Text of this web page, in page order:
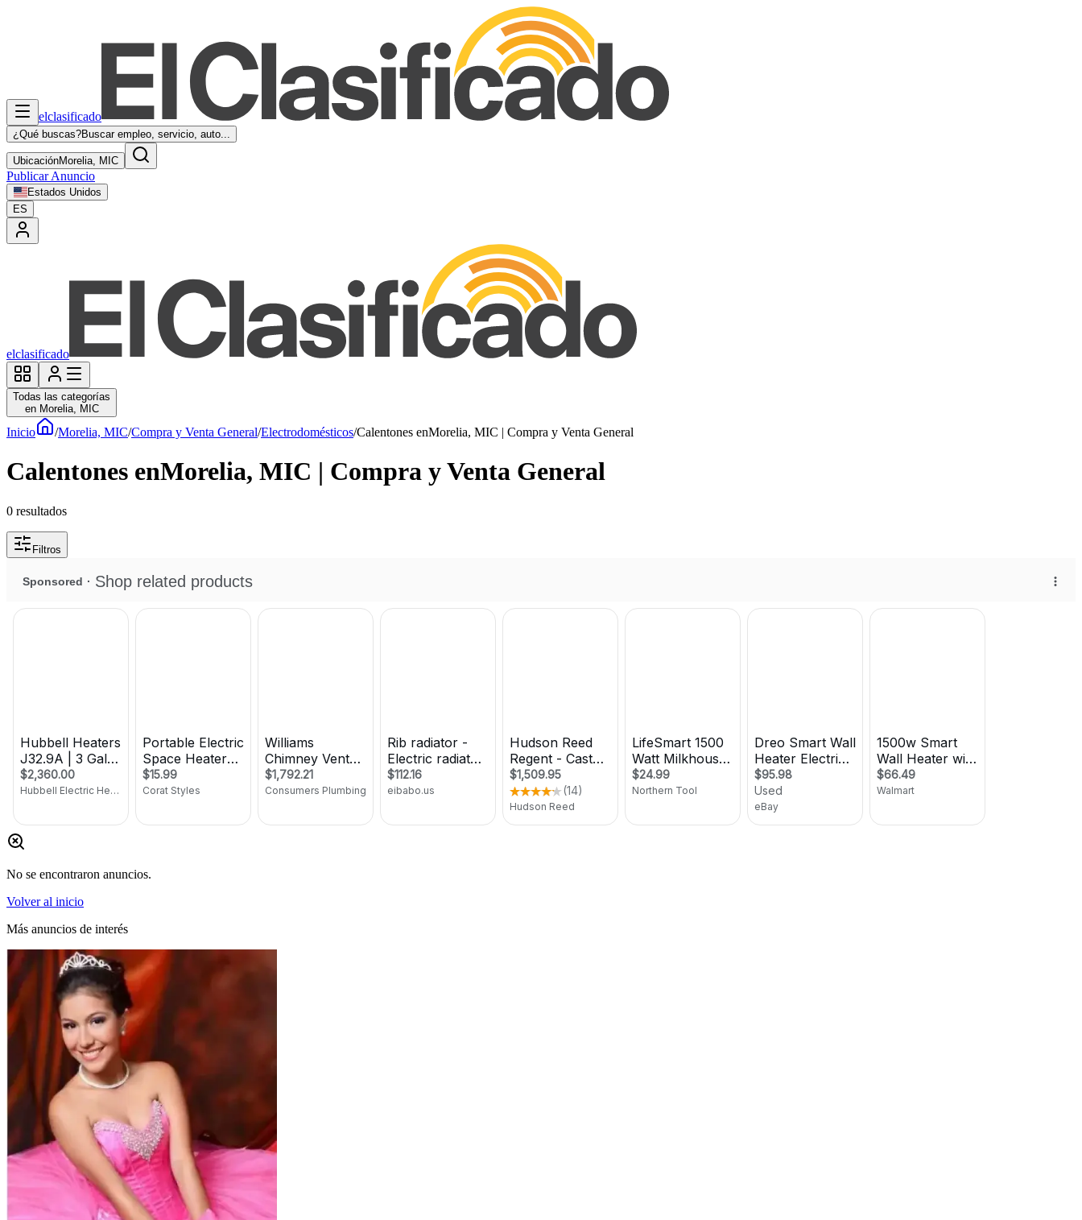
elclasificado
¿Qué buscas?Buscar empleo, servicio, auto...
UbicaciónMorelia, MIC
Publicar Anuncio
Estados Unidos
ES
elclasificado
Todas las categorías
en Morelia, MIC
Inicio /Morelia, MIC/Compra y Venta General/Electrodomésticos/Calentones enMorelia, MIC | Compra y Venta General
Calentones enMorelia, MIC | Compra y Venta General
0 resultados
Filtros
No se encontraron anuncios.
Volver al inicio
Más anuncios de interés